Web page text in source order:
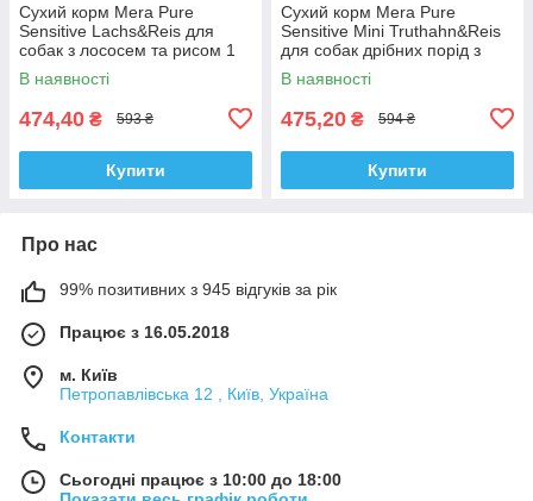
Сухий корм Mera Pure
Sensitive Lachs&Reis для
собак з лососем та рисом 1
кг
В наявності
474,40 ₴ 593 ₴
Купити
Сухий корм Mera Pure
Sensitive Mini Truthahn&Reis
для собак дрібних порід з
індичкою та рисом 1 кг
В наявності
475,20 ₴ 594 ₴
Купити
Про нас
99% позитивних з 945 відгуків за рік
Працює з 16.05.2018
м. Київ
Петропавлівська 12 , Київ, Україна
Контакти
Сьогодні працює з 10:00 до 18:00